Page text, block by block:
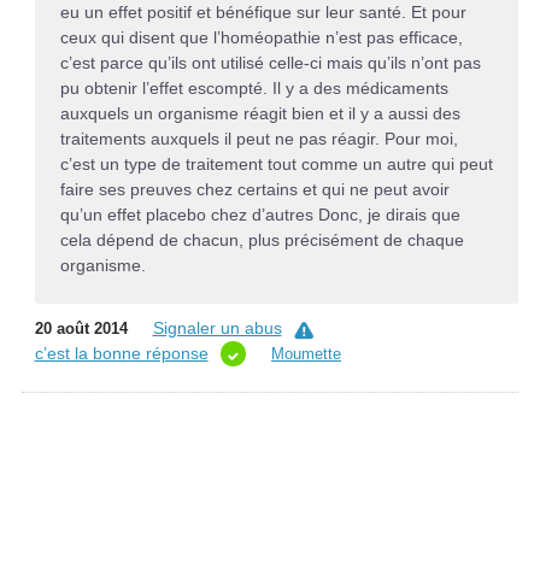
eu un effet positif et bénéfique sur leur santé. Et pour
ceux qui disent que l’homéopathie n’est pas efficace,
c’est parce qu’ils ont utilisé celle-ci mais qu’ils n’ont pas
pu obtenir l’effet escompté. Il y a des médicaments
auxquels un organisme réagit bien et il y a aussi des
traitements auxquels il peut ne pas réagir. Pour moi,
c’est un type de traitement tout comme un autre qui peut
faire ses preuves chez certains et qui ne peut avoir
qu’un effet placebo chez d’autres Donc, je dirais que
cela dépend de chacun, plus précisément de chaque
organisme.
20 août 2014
Signaler un abus
c’est la bonne réponse
Moumette